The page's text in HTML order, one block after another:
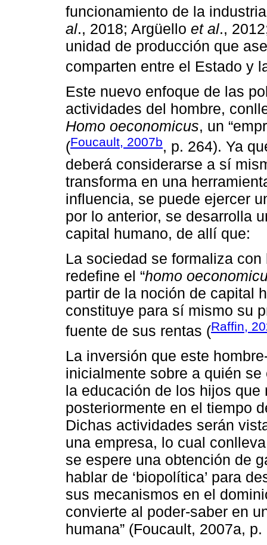
funcionamiento de la
al., 2018; Argüello et al.,
unidad de producción que
comparten entre el Estado y
Este nuevo enfoque de las
actividades del hombre,
Homo oeconomicus, un
(Foucault, 2007b, p. 264). Ya
deberá considerarse a sí
transforma en una
influencia, se puede ejercer
por lo anterior, se desarrolla
capital humano, de allí que:
La sociedad se formaliza
redefine el “homo
partir de la noción de capital
constituye para sí mismo su
fuente de sus rentas (Raffin,
La inversión que este
inicialmente sobre a quién
la educación de los hijos
posteriormente en el tiempo
Dichas actividades serán
una empresa, lo cual
se espere una obtención de
hablar de ‘biopolítica’ para
sus mecanismos en el
convierte al poder-saber en
humana” (Foucault, 2007a, p.